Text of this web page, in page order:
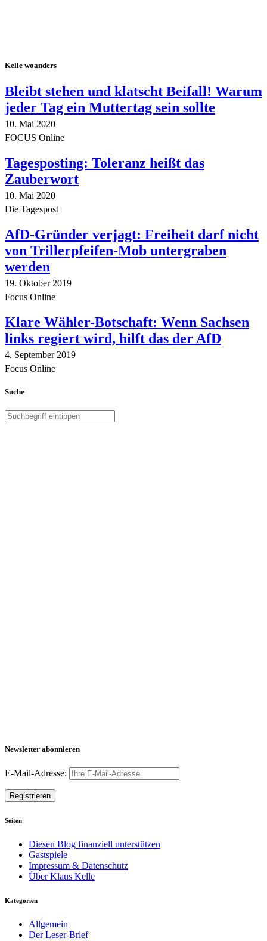
Kelle woanders
Bleibt stehen und klatscht Beifall! Warum
jeder Tag ein Muttertag sein sollte
10. Mai 2020
FOCUS Online
Tagesposting: Toleranz heißt das
Zauberwort
10. Mai 2020
Die Tagespost
AfD-Gründer verjagt: Freiheit darf nicht
von Trillerpfeifen-Mob untergraben
werden
19. Oktober 2019
Focus Online
Klare Wähler-Botschaft: Wenn Sachsen
links regiert wird, hilft das der AfD
4. September 2019
Focus Online
Suche
Newsletter abonnieren
E-Mail-Adresse:
Seiten
Diesen Blog finanziell unterstützen
Gastspiele
Impressum & Datenschutz
Über Klaus Kelle
Kategorien
Allgemein
Der Leser-Brief